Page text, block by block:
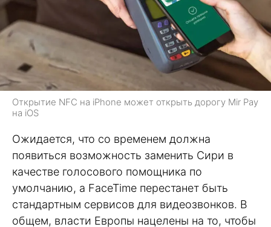
Открытие NFC на iPhone может открыть дорогу Mir Pay
на iOS
Ожидается, что со временем должна
появиться возможность заменить Сири в
качестве голосового помощника по
умолчанию, а FaceTime перестанет быть
стандартным сервисов для видеозвонков. В
общем, власти Европы нацелены на то, чтобы